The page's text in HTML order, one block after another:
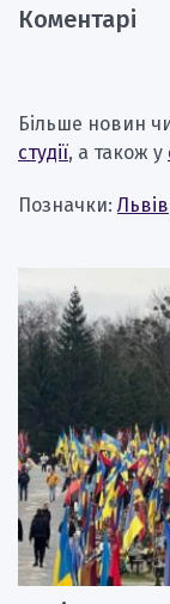
Коментарі
Більше новин
студії, а також у
Позначки: Львів